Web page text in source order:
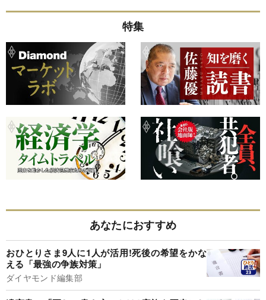
特集
あなたにおすすめ
おひとりさま9人に1人が活用!死後の希望をかな
える「最強の争族対策」
ダイヤモンド編集部